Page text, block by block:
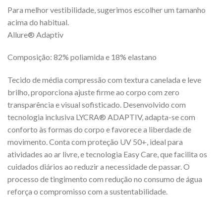
Para melhor vestibilidade, sugerimos escolher um tamanho
acima do habitual.
Allure® Adaptiv
Composição: 82% poliamida e 18% elastano
Tecido de média compressão com textura canelada e leve
brilho, proporciona ajuste firme ao corpo com zero
transparência e visual sofisticado. Desenvolvido com
tecnologia inclusiva LYCRA® ADAPTIV, adapta-se com
conforto às formas do corpo e favorece a liberdade de
movimento. Conta com proteção UV 50+, ideal para
atividades ao ar livre, e tecnologia Easy Care, que facilita os
cuidados diários ao reduzir a necessidade de passar. O
processo de tingimento com redução no consumo de água
reforça o compromisso com a sustentabilidade.